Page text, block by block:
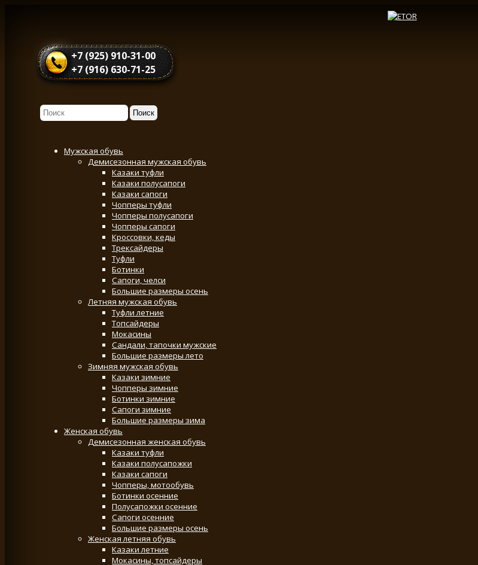
+7 (925) 910-31-00
+7 (916) 630-71-25
Мужская обувь
Демисезонная мужская обувь
Казаки туфли
Казаки полусапоги
Казаки сапоги
Чопперы туфли
Чопперы полусапоги
Чопперы сапоги
Кроссовки, кеды
Трексайдеры
Туфли
Ботинки
Сапоги, челси
Большие размеры осень
Летняя мужская обувь
Туфли летние
Топсайдеры
Мокасины
Сандали, тапочки мужские
Большие размеры лето
Зимняя мужская обувь
Казаки зимние
Чопперы зимние
Ботинки зимние
Сапоги зимние
Большие размеры зима
Женская обувь
Демисезонная женская обувь
Казаки туфли
Казаки полусапожки
Казаки сапоги
Чопперы, мотообувь
Ботинки осенние
Полусапожки осенние
Сапоги осенние
Большие размеры осень
Женская летняя обувь
Казаки летние
Мокасины, топсайдеры